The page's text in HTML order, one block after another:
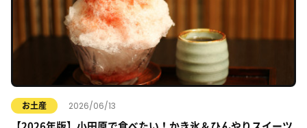
お土産 2026/06/13